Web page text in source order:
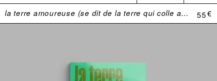
la terre amoureuse (se dit de la terre qui colle aux bottes) 55 €